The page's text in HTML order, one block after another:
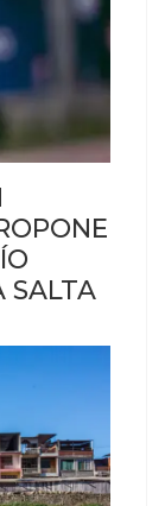
SALTA